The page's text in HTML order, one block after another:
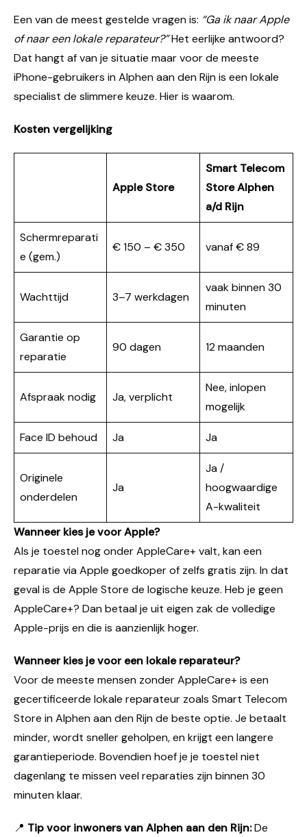
Een van de meest gestelde vragen is: “Ga ik naar Apple
of naar een lokale reparateur?”Het eerlijke antwoord?
Dat hangt af van je situatie maar voor de meeste
iPhone-gebruikers in Alphen aan den Rijn is een lokale
specialist de slimmere keuze. Hier is waarom.
Kosten vergelijking
Apple Store
Smart Telecom
Store Alphen
a/d Rijn
Schermreparati
e (gem.)
€ 150 – € 350 vanaf € 89
Wachttijd 3–7 werkdagen
vaak binnen 30
minuten
Garantie op
reparatie
90 dagen 12 maanden
Afspraak nodig Ja, verplicht
Nee, inlopen
mogelijk
Face ID behoud Ja Ja
Originele
onderdelen
Ja
Ja /
hoogwaardige
A-kwaliteit
Wanneer kies je voor Apple?
Als je toestel nog onder AppleCare+ valt, kan een
reparatie via Apple goedkoper of zelfs gratis zijn. In dat
geval is de Apple Store de logische keuze. Heb je geen
AppleCare+? Dan betaal je uit eigen zak de volledige
Apple-prijs en die is aanzienlijk hoger.
Wanneer kies je voor een lokale reparateur?
Voor de meeste mensen zonder AppleCare+ is een
gecertificeerde lokale reparateur zoals Smart Telecom
Store in Alphen aan den Rijn de beste optie. Je betaalt
minder, wordt sneller geholpen, en krijgt een langere
garantieperiode. Bovendien hoef je je toestel niet
dagenlang te missen veel reparaties zijn binnen 30
minuten klaar.
📍 Tip voor inwoners van Alphen aan den Rijn:De